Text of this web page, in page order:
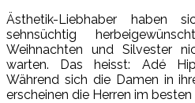
Ästhetik-Liebhaber haben
sehnsüchtig
Weihnachten und Silvester
warten. Das heisst: Adé
Während sich die Damen in
erscheinen die Herren im